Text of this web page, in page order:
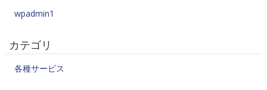
wpadmin1
カテゴリ
各種サービス